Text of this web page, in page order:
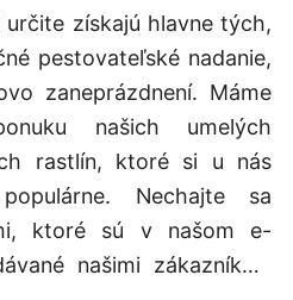
určite získajú hlavne tých,
pestovateľské nadanie,
zaneprázdnení. Máme
našich umelých
rastlín, ktoré si u nás
Nechajte sa
ktoré sú v našom e-
našimi zákazníkmi.